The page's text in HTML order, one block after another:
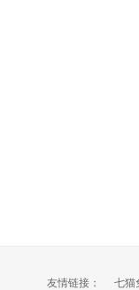
友情链接： 七猫